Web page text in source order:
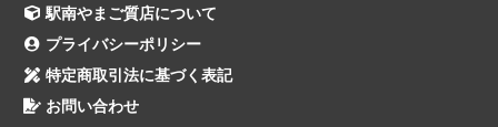
駅南やまご質店について
プライバシーポリシー
特定商取引法に基づく表記
お問い合わせ